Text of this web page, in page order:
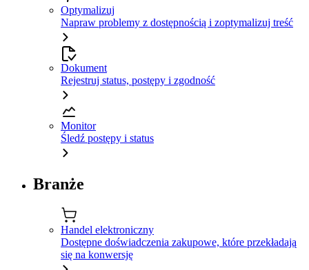
Optymalizuj
Napraw problemy z dostępnością i zoptymalizuj treść
Dokument
Rejestruj status, postępy i zgodność
Monitor
Śledź postępy i status
Branże
Handel elektroniczny
Dostępne doświadczenia zakupowe, które przekładają
się na konwersję